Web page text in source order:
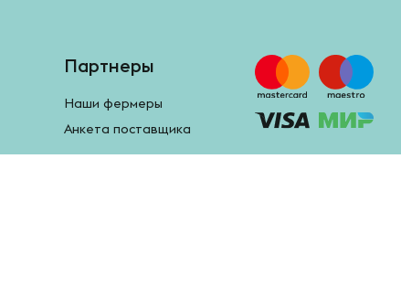
Партнеры
Наши фермеры
Анкета поставщика